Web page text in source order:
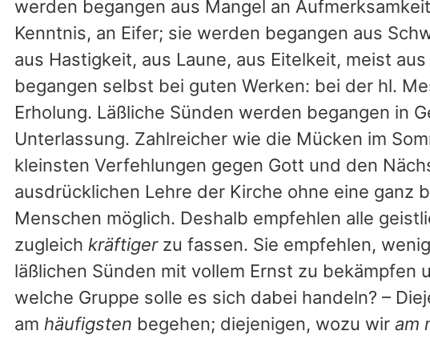
werden begangen aus Mangel an
Kenntnis, an Eifer; sie werden begangen aus
aus Hastigkeit, aus Laune, aus Eitelkeit, meist
begangen selbst bei guten Werken: bei der hl.
Erholung. Läßliche Sünden werden begangen in
Unterlassung. Zahlreicher wie die Mücken im
kleinsten Verfehlungen gegen Gott und den
ausdrücklichen Lehre der Kirche ohne eine ganz
Menschen möglich. Deshalb empfehlen alle
zugleich kräftigerzu fassen. Sie empfehlen,
läßlichen Sünden mit vollem Ernst zu bekämpfen
welche Gruppe solle es sich dabei handeln? –
am häufigsten begehen; diejenigen, wozu wir am